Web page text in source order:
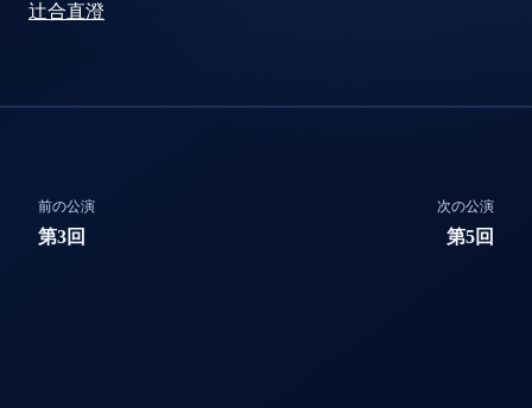
辻合直澄
前の公演
第3回
次の公演
第5回